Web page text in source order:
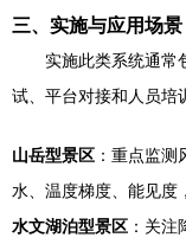
三、实施与应用场景
实施此类系统通常
试、平台对接和人员培
山岳型景区 ：重点监
水、温度梯度、能见度
水文湖泊型景区 ：关